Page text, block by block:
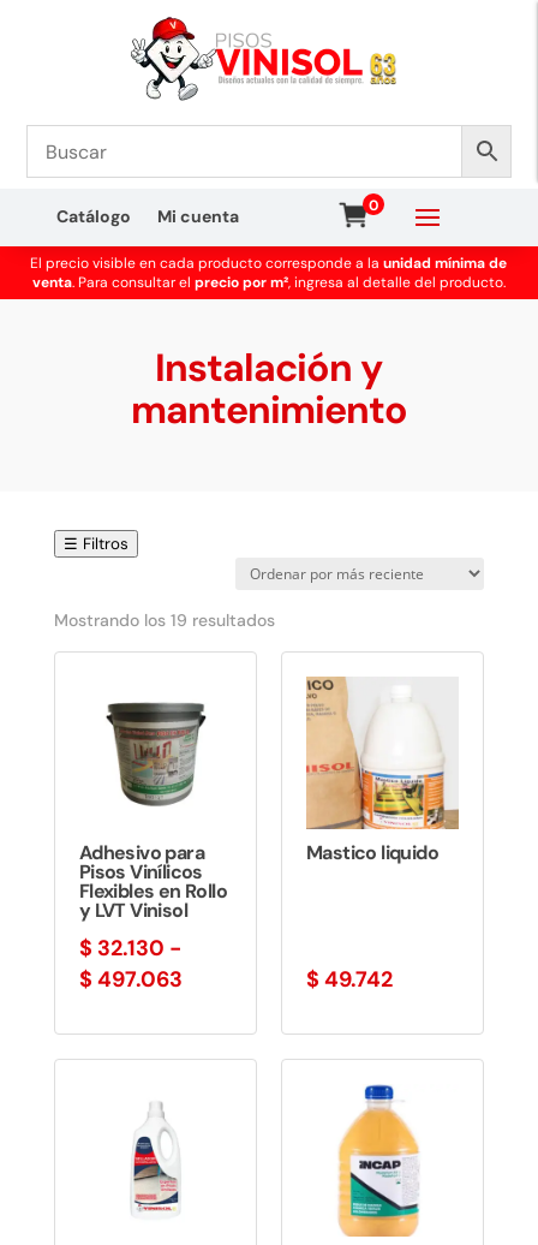
Catálogo Mi cuenta
0
El precio visible en cada producto corresponde a launidad mínima de
venta. Para consultar el precio por m², ingresa al detalle del producto.
Instalación y
mantenimiento
☰ Filtros
Mostrando los 19 resultadosOrdenado
por
últimos
Adhesivo para
Pisos Vinílicos
Flexibles en Rollo
y LVT Vinisol
$ 32.130 -
$ 497.063Rango
precios:
Mastico liquido
$ 49.742